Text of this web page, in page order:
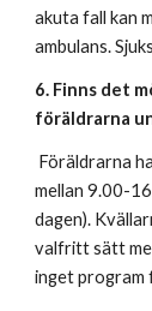
akuta fall kan
ambulans.
6. Finns det
föräldrarna
Föräldrarna
mellan 9.00-
dagen).
valfritt sätt
inget program